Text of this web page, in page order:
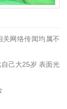
关网络传闻均属不
己大25岁 表面光